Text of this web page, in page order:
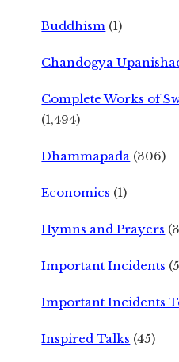
Buddhism (1)
Chandogya
Complete Works of
(1,494)
Dhammapada (306)
Economics (1)
Hymns and Prayers
Important Incidents
Important Incidents
Inspired Talks (45)